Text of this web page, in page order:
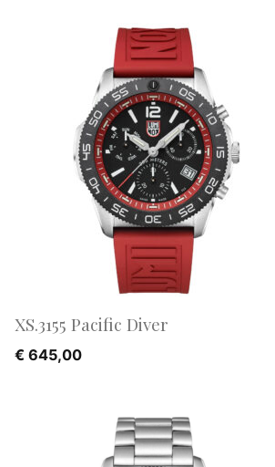
XS.3155 Pacific Diver
€ 645,00